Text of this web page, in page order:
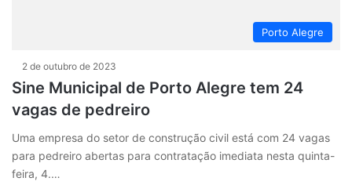
Porto Alegre
2 de outubro de 2023
Sine Municipal de Porto Alegre tem 24
vagas de pedreiro
Uma empresa do setor de construção civil está com 24 vagas
para pedreiro abertas para contratação imediata nesta quinta-
feira, 4.…